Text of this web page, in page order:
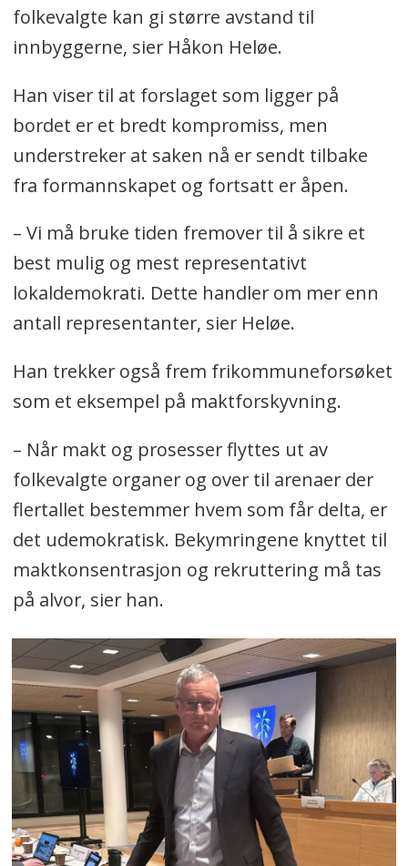
folkevalgte kan gi større avstand til
innbyggerne, sier Håkon Heløe.
Han viser til at forslaget som ligger på
bordet er et bredt kompromiss, men
understreker at saken nå er sendt tilbake
fra formannskapet og fortsatt er åpen.
– Vi må bruke tiden fremover til å sikre et
best mulig og mest representativt
lokaldemokrati. Dette handler om mer enn
antall representanter, sier Heløe.
Han trekker også frem frikommuneforsøket
som et eksempel på maktforskyvning.
– Når makt og prosesser flyttes ut av
folkevalgte organer og over til arenaer der
flertallet bestemmer hvem som får delta, er
det udemokratisk. Bekymringene knyttet til
maktkonsentrasjon og rekruttering må tas
på alvor, sier han.